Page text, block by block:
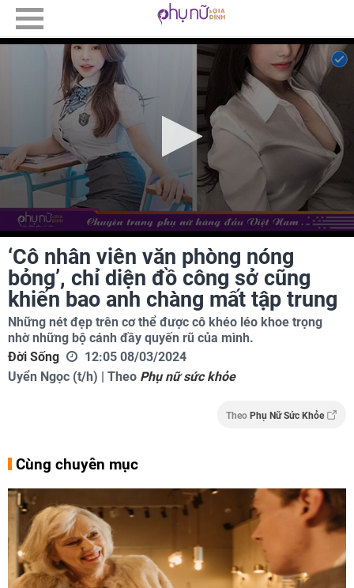
‘Cô nhân viên văn phòng nóng
bỏng’, chỉ diện đồ công sở cũng
khiến bao anh chàng mất tập trung
Những nét đẹp trên cơ thể được cô khéo léo khoe trọng
nhờ những bộ cánh đầy quyến rũ của mình.
Đời Sống
12:05 08/03/2024
Uyển Ngọc (t/h) | Theo Phụ nữ sức khỏe
Theo Phụ Nữ Sức Khỏe
Cùng chuyên mục